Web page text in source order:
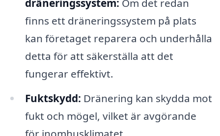
dräneringssystem: Om det redan
finns ett dräneringssystem på plats
kan företaget reparera och underhålla
detta för att säkerställa att det
fungerar effektivt.
Fuktskydd: Dränering kan skydda mot
fukt och mögel, vilket är avgörande